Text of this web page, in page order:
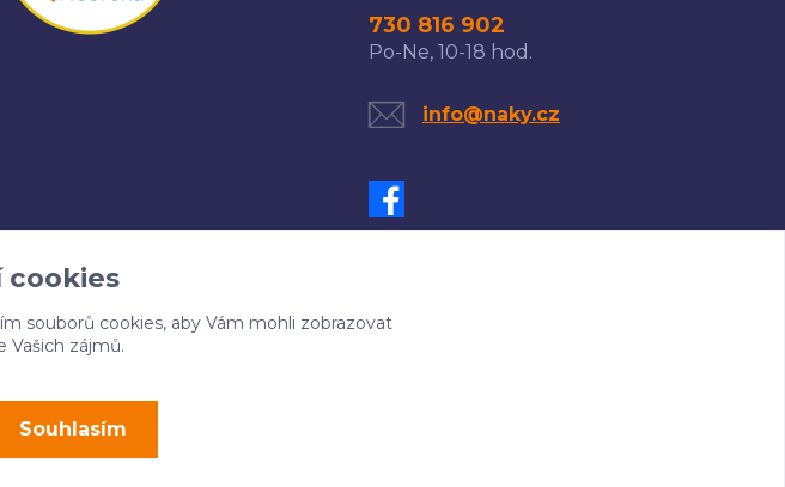
730 816 902
Po-Ne, 10-18 hod.
info@naky.cz
cookies
souborů cookies, aby Vám mohli zobrazovat
Vašich zájmů.
Souhlasím